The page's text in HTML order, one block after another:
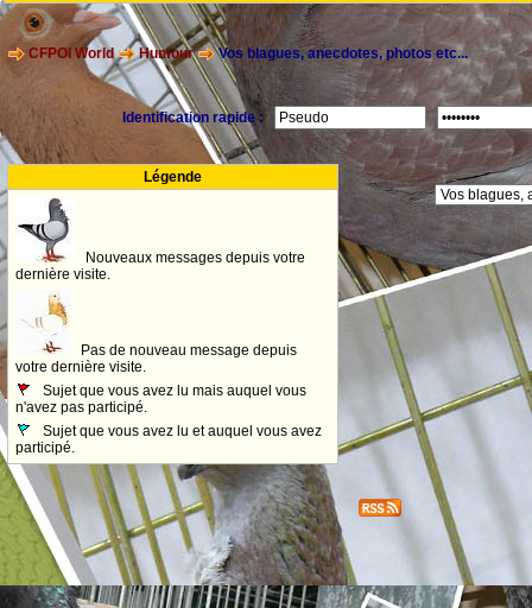
CFPOI World Humour Vos blagues, anecdotes, photos etc...
Identification rapide :
Légende
Nouveaux messages depuis votre
dernière visite.
Pas de nouveau message depuis
votre dernière visite.
Sujet que vous avez lu mais auquel vous
n'avez pas participé.
Sujet que vous avez lu et auquel vous avez
participé.